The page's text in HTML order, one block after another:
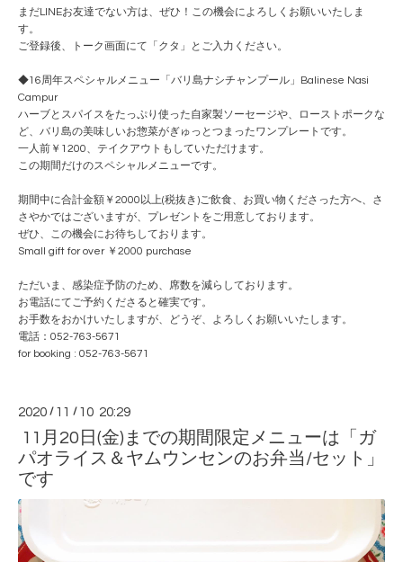
まだLINEお友達でない方は、ぜひ！この機会によろしくお願いいたしま
す。
ご登録後、トーク画面にて「クタ」とご入力ください。
◆16周年スペシャルメニュー「バリ島ナシチャンプール」Balinese Nasi
Campur
ハーブとスパイスをたっぷり使った自家製ソーセージや、ローストポークな
ど、バリ島の美味しいお惣菜がぎゅっとつまったワンプレートです。
一人前￥1200、テイクアウトもしていただけます。
この期間だけのスペシャルメニューです。
期間中に合計金額￥2000以上(税抜き)ご飲食、お買い物くださった方へ、さ
さやかではございますが、プレゼントをご用意しております。
ぜひ、この機会にお待ちしております。
Small gift for over ￥2000 purchase
ただいま、感染症予防のため、席数を減らしております。
お電話にてご予約くださると確実です。
お手数をおかけいたしますが、どうぞ、よろしくお願いいたします。
電話：052-763-5671
for booking : 052-763-5671
2020 / 11 / 10 20:29
11月20日(金)までの期間限定メニューは「ガ
パオライス＆ヤムウンセンのお弁当/セット」
です